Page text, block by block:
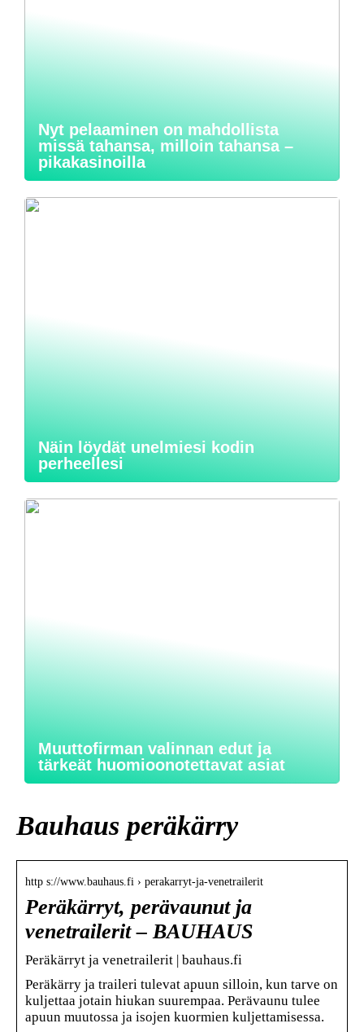
Nyt pelaaminen on mahdollista
missä tahansa, milloin tahansa –
pikakasinoilla
Näin löydät unelmiesi kodin
perheellesi
Muuttofirman valinnan edut ja
tärkeät huomioonotettavat asiat
Bauhaus peräkärry
http s://www.bauhaus.fi › perakarryt-ja-venetrailerit
Peräkärryt, perävaunut ja
venetrailerit – BAUHAUS
Peräkärryt ja venetrailerit | bauhaus.fi
Peräkärry ja traileri tulevat apuun silloin, kun tarve on
kuljettaa jotain hiukan suurempaa. Perävaunu tulee
apuun muutossa ja isojen kuormien kuljettamisessa.